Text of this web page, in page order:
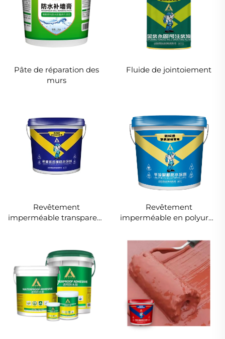
Pâte de réparation des
murs
Fluide de jointoiement
Revêtement
imperméable transparent
Revêtement
imperméable en polyurée